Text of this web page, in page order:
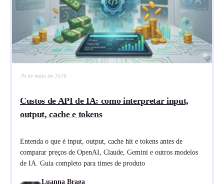
29 de maio de 2026
Custos de API de IA: como interpretar input,
output, cache e tokens
Entenda o que é input, output, cache hit e tokens antes de
comparar preços de OpenAI, Claude, Gemini e outros modelos
de IA. Guia completo para times de produto
Luanna Braga